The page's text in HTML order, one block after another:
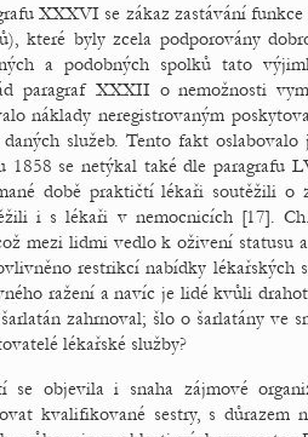
XXXVI se zákaz zastávání
které byly zcela podporovány
a podobných spolků tato
paragraf XXXII o nemožnosti
náklady neregistrovaným
daných služeb. Tento fakt
1858 se netýkal také dle paragrafu
době praktičtí lékaři soutěžili o
i s lékaři v nemocnicích [17].
mezi lidmi vedlo k oživení statusu
restrikcí nabídky lékařských
ražení a navíc je lidé kvůli
zahrnoval; šlo o šarlatány ve
lékařské služby?
objevila i snaha zájmové
kvalifikované sestry, s